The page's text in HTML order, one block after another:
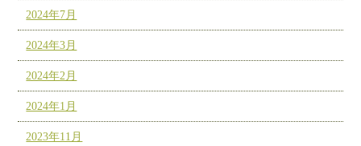
2024年7月
2024年3月
2024年2月
2024年1月
2023年11月